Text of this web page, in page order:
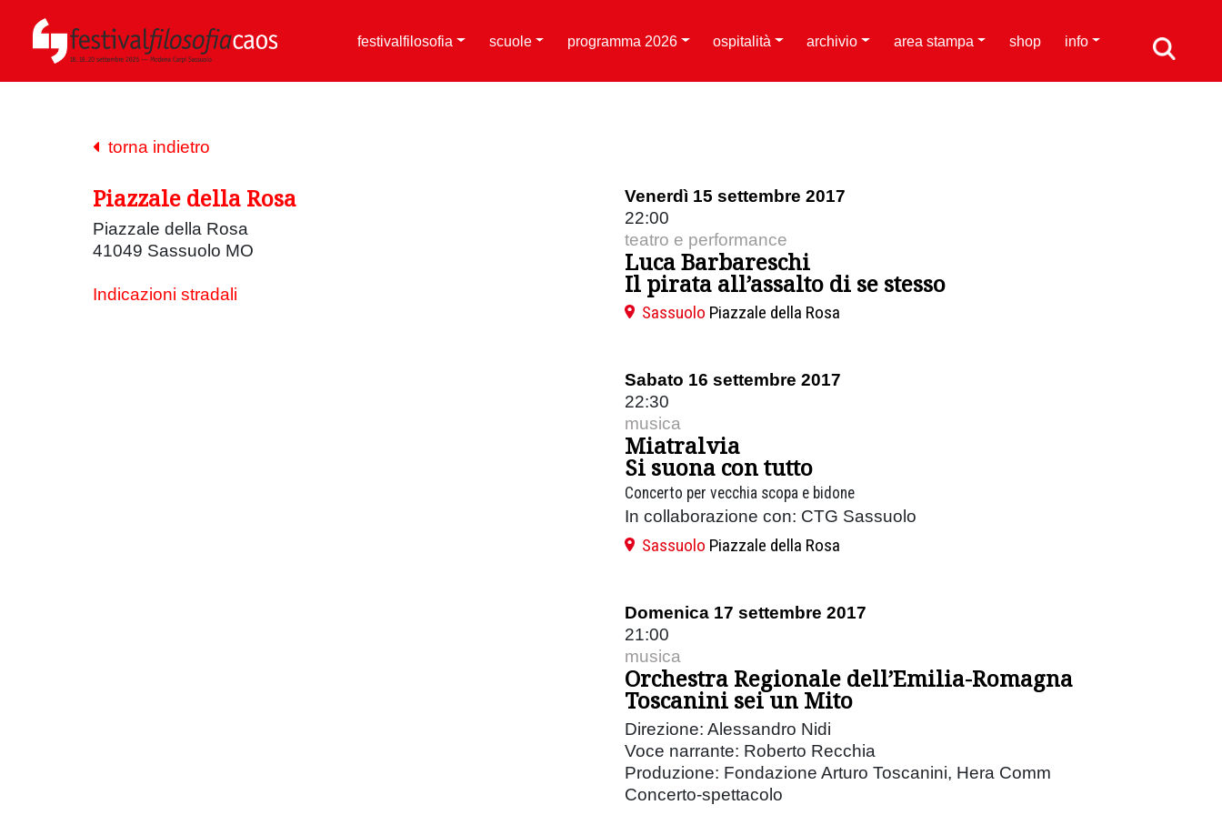
festivalfilosofia scuole programma 2026 ospitalità archivio area stampa shop info
torna indietro
Piazzale della Rosa
Piazzale della Rosa
41049 Sassuolo MO
Indicazioni stradali
Venerdì 15 settembre 2017
22:00
teatro e performance
Luca Barbareschi
Il pirata all’assalto di se stesso
Sassuolo Piazzale della Rosa
Sabato 16 settembre 2017
22:30
musica
Miatralvia
Si suona con tutto
Concerto per vecchia scopa e bidone
In collaborazione con: CTG Sassuolo
Sassuolo Piazzale della Rosa
Domenica 17 settembre 2017
21:00
musica
Orchestra Regionale dell’Emilia-Romagna
Toscanini sei un Mito
Direzione: Alessandro Nidi
Voce narrante: Roberto Recchia
Produzione: Fondazione Arturo Toscanini, Hera Comm
Concerto-spettacolo